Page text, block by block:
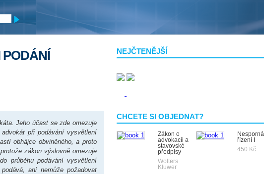
NEJČTENĚJŠÍ
CHCETE SI OBJEDNAT?
Zákon o
advokacii a
stavovské
předpisy
Wolters
Kluwer
Nesporná
řízení I
450 Kč
PODÁNÍ
Jeho účast se zde omezuje
při podávání vysvětlení
obhájce obviněného, a proto
zákon výslovně omezuje
průběhu podávání vysvětlení
ani nemůže požadovat